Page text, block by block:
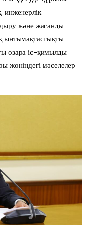
инженерлік
және жасанды
ынтымақтастықты
өзара іс-қимылды
жөніндегі мәселелер